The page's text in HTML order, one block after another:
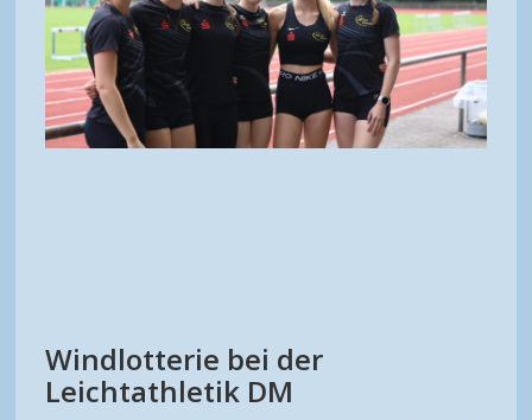
Windlotterie bei der
Leichtathletik DM